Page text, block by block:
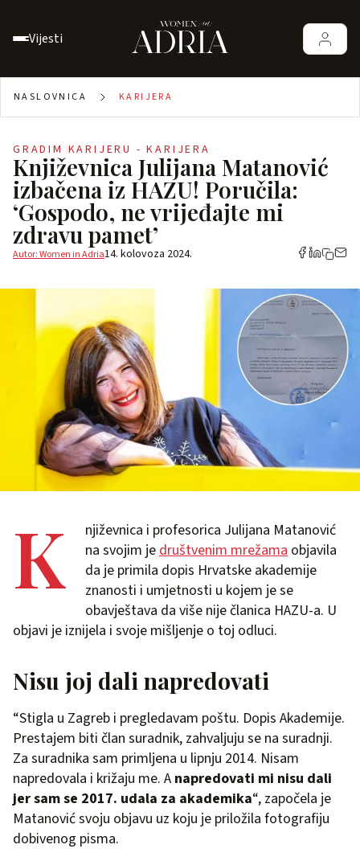
Vijesti
NASLOVNICA KARIJERA
GRADIM KARIJERU - KARIJERA
Književnica Julijana Matanović
izbačena iz HAZU! Poručila:
‘Gospodo, ne vrijeđajte mi
zdravu pamet’
Autor: Women in Adria14. kolovoza 2024.
K
njiževnica i profesorica Julijana Matanović
na svojim jedruštvenim mrežama objavila
da je primila dopis Hrvatske akademije
znanosti i umjetnosti u kojem je se
obavještava da više nije članica HAZU-a. U
objavi je iznijela i svoje mišljenje o toj odluci.
Nisu joj dali napredovati
“Stigla u Zagreb i pregledavam poštu. Dopis Akademije.
Prestajem biti član suradnik, zahvaljuju se na suradnji.
Za suradnika sam primljena u lipnju 2014. Nisam
napredovala i križaju me. A napredovati mi nisu dali
jer sam se 2017. udala za akademika“, započela je
Matanović svoju objavu uz koju je priložila fotografiju
dobivenog pisma.